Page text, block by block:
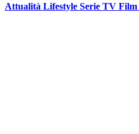
Attualità Lifestyle Serie TV Film